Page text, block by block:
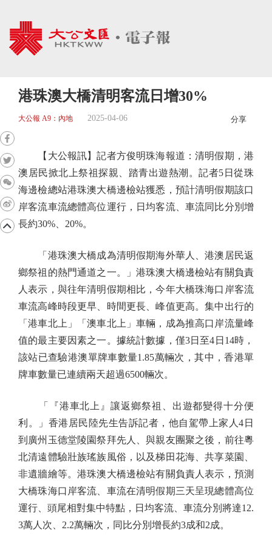
港珠澳大橋清明客流日增30%
大公報 A9：內地 2025-04-06 分享
【大公報訊】記者方俊明珠海報道：清明假期，港
澳居民掀北上祭祖探親、踏青出遊熱潮。記者5日從珠
海邊檢總站港珠澳大橋邊檢站獲悉，預計清明假期該口
岸客流車流總體高位運行，日均客流、車流同比分別增
長約30%、20%。
「港珠澳大橋成為清明假期海外華人、港澳居民返
鄉祭祖的熱門通道之一。」港珠澳大橋邊檢站有關負責
人表示，與往年清明假期相比，今年大橋珠海口岸客流
車流高峰時段更早、時間更長、峰值更高。集中出行的
「港車北上」「澳車北上」車輛，成為推高口岸流量峰
值的最主要因素之一。據統計數據，僅3日至4日14時，
該站已查驗港澳單牌車數量1.85萬輛次，其中，香港單
牌車數量已連續兩天超過6500輛次。
「『港車北上』讓返鄉祭祖、出遊都變得十分便
利。」香港居民陸先生告訴記者，他自駕帶上家人4日
到廣州玉德堂陵園祭拜先人、與親友團聚之後，前往粵
北清遠體驗壯族瑤族風俗，以及梯田花海、共享菜園、
非遺牆繪等。港珠澳大橋邊檢站有關負責人表示，預測
大橋珠海口岸客流、車流在清明假期三天呈現總體高位
運行、頭尾相對集中特點，日均客流、車流分別將達12.
3萬人次、2.2萬輛次，同比分別增長約3成和2成。